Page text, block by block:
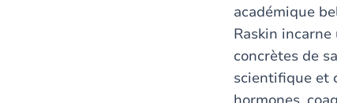
académique
Raskin
concrètes de
scientifique et